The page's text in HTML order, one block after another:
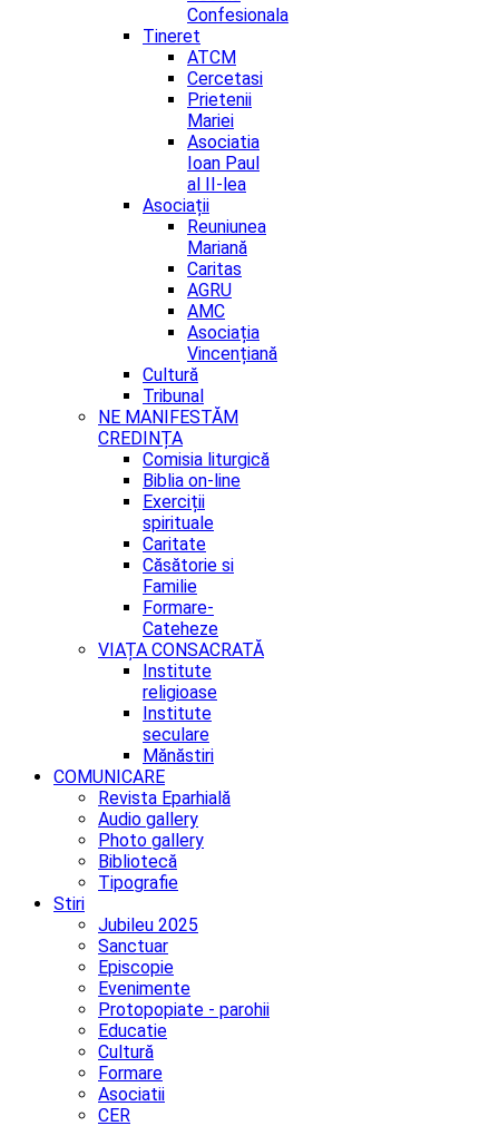
Confesionala
Tineret
ATCM
Cercetasi
Prietenii
Mariei
Asociatia
Ioan Paul
al II-lea
Asociații
Reuniunea
Mariană
Caritas
AGRU
AMC
Asociația
Vincențiană
Cultură
Tribunal
NE MANIFESTĂM
CREDINȚA
Comisia liturgică
Biblia on-line
Exerciții
spirituale
Caritate
Căsătorie si
Familie
Formare-
Cateheze
VIAȚA CONSACRATĂ
Institute
religioase
Institute
seculare
Mănăstiri
COMUNICARE
Revista Eparhială
Audio gallery
Photo gallery
Bibliotecă
Tipografie
Stiri
Jubileu 2025
Sanctuar
Episcopie
Evenimente
Protopopiate - parohii
Educatie
Cultură
Formare
Asociatii
CER